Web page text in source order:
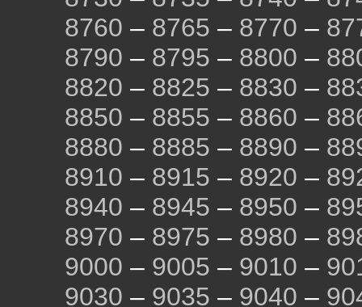
8760 – 8765 – 8770 –
8790 – 8795 – 8800 –
8820 – 8825 – 8830 –
8850 – 8855 – 8860 –
8880 – 8885 – 8890 –
8910 – 8915 – 8920 –
8940 – 8945 – 8950 –
8970 – 8975 – 8980 –
9000 – 9005 – 9010 –
9030 – 9035 – 9040 –